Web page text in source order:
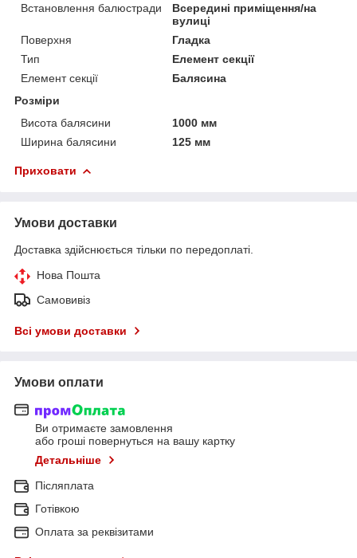
Встановлення балюстради
Всередині приміщення/на
вулиці
Поверхня
Гладка
Тип
Елемент секції
Елемент секції
Балясина
Розміри
Висота балясини
1000 мм
Ширина балясини
125 мм
Приховати
Умови доставки
Доставка здійснюється тільки по передоплаті.
Нова Пошта
Самовивіз
Всі умови доставки
Умови оплати
Ви отримаєте замовлення
або гроші повернуться на вашу картку
Детальніше
Післяплата
Готівкою
Оплата за реквізитами